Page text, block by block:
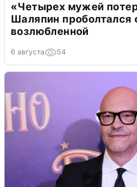
«Четырех мужей
Шаляпин проболтался
возлюбленной
6 августа 54